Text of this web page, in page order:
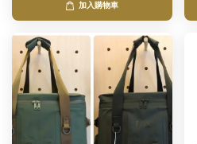
加入購物車